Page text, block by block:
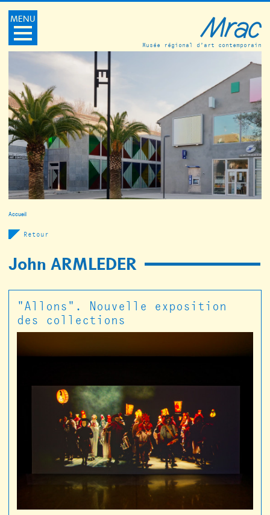
MENU
Musée régional d’art contemporain
Accueil
Retour
John ARMLEDER
"Allons". Nouvelle exposition
des collections